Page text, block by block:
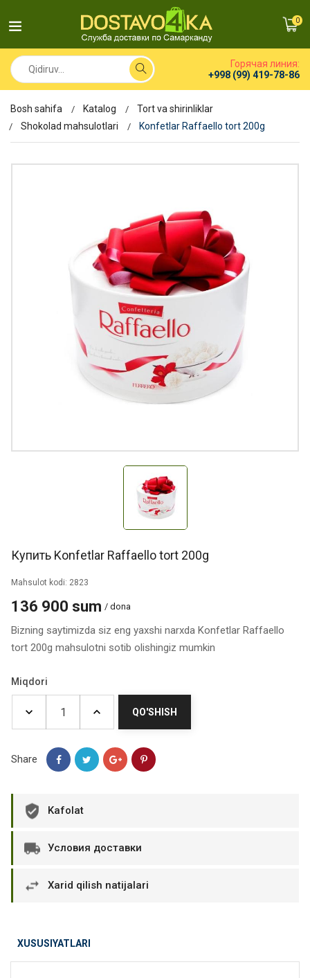
0
Горячая линия:
+998 (99) 419-78-86
Bosh sahifa Katalog
Tort va shirinliklar
Shokolad mahsulotlari
Konfetlar Raffaello tort 200g
Купить Konfetlar Raffaello tort 200g
Mahsulot kodi: 2823
136 900 sum / dona
Bizning saytimizda siz eng yaxshi narxda Konfetlar Raffaello
tort 200g mahsulotni sotib olishingiz mumkin
Miqdori
QO'SHISH
Share
Kafolat
Условия доставки
Xarid qilish natijalari
XUSUSIYATLARI